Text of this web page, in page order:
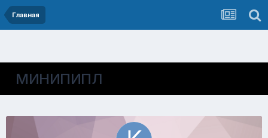
Главная
МИНИПИПЛ